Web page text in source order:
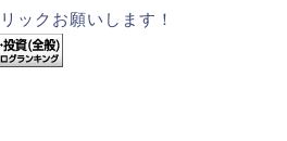
ックお願いします！